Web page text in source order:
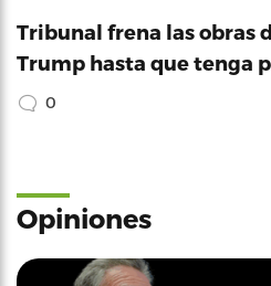
Tribunal frena las obras
Trump hasta que tenga
0
Opiniones